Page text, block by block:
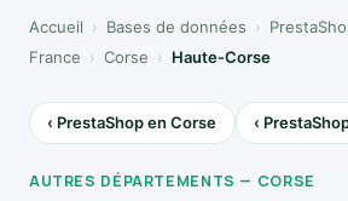
Accueil › Bases de données ›
France › Corse › Haute-Corse
‹ PrestaShop en Corse ‹
AUTRES DÉPARTEMENTS — CORSE